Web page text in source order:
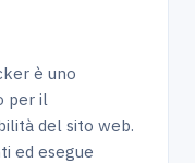
è uno
per il
del sito web.
ed esegue